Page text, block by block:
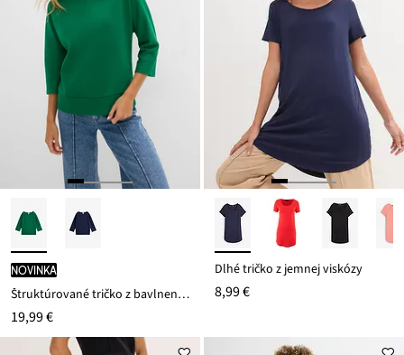
novinka
Štruktúrované tričko z bavlneného mixu
19,99 €
Dlhé tričko z jemnej viskózy
8,99 €